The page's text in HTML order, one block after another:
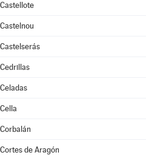
Castellote
Castelnou
Castelserás
Cedrillas
Celadas
Cella
Corbalán
Cortes de Aragón